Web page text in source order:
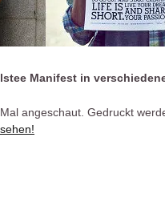
Manifest in
angeschaut. Gedruckt